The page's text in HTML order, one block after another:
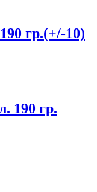
гр.(+/-10)
190 гр.